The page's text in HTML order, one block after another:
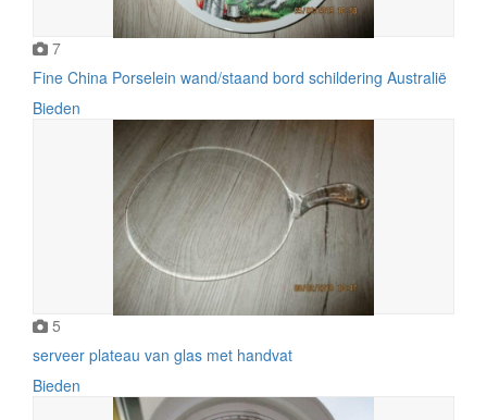
7
Fine China Porselein wand/staand bord schildering Australië
Bieden
5
serveer plateau van glas met handvat
Bieden